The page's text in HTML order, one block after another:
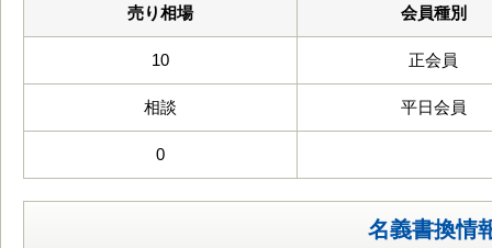
売り相場 会員種別
10 正会員
相談 平日会員
0
名義書換情